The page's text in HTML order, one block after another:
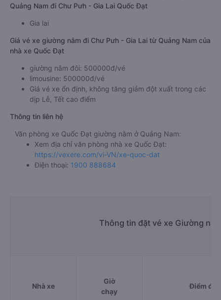
Quảng Nam đi Chư Pưh - Gia Lai Quốc Đạt
Gia lai
Giá vé xe giường nằm đi Chư Pưh - Gia Lai từ Quảng Nam của
nhà xe Quốc Đạt
giường nằm đôi: 500000đ/vé
limousine: 500000đ/vé
Giá vé xe ổn định, không tăng giảm đột xuất trong các
dịp Lễ, Tết cao điểm
Thông tin liên hệ
Văn phòng xe Quốc Đạt giường nằm ở Quảng Nam:
Xem địa chỉ văn phòng nhà xe Quốc Đạt:
https://vexere.com/vi-VN/xe-quoc-dat
Điện thoại: 1900 888684
Thông tin đặt vé xe Giường
Nhà xe
Giờ
chạy
Điểm đi